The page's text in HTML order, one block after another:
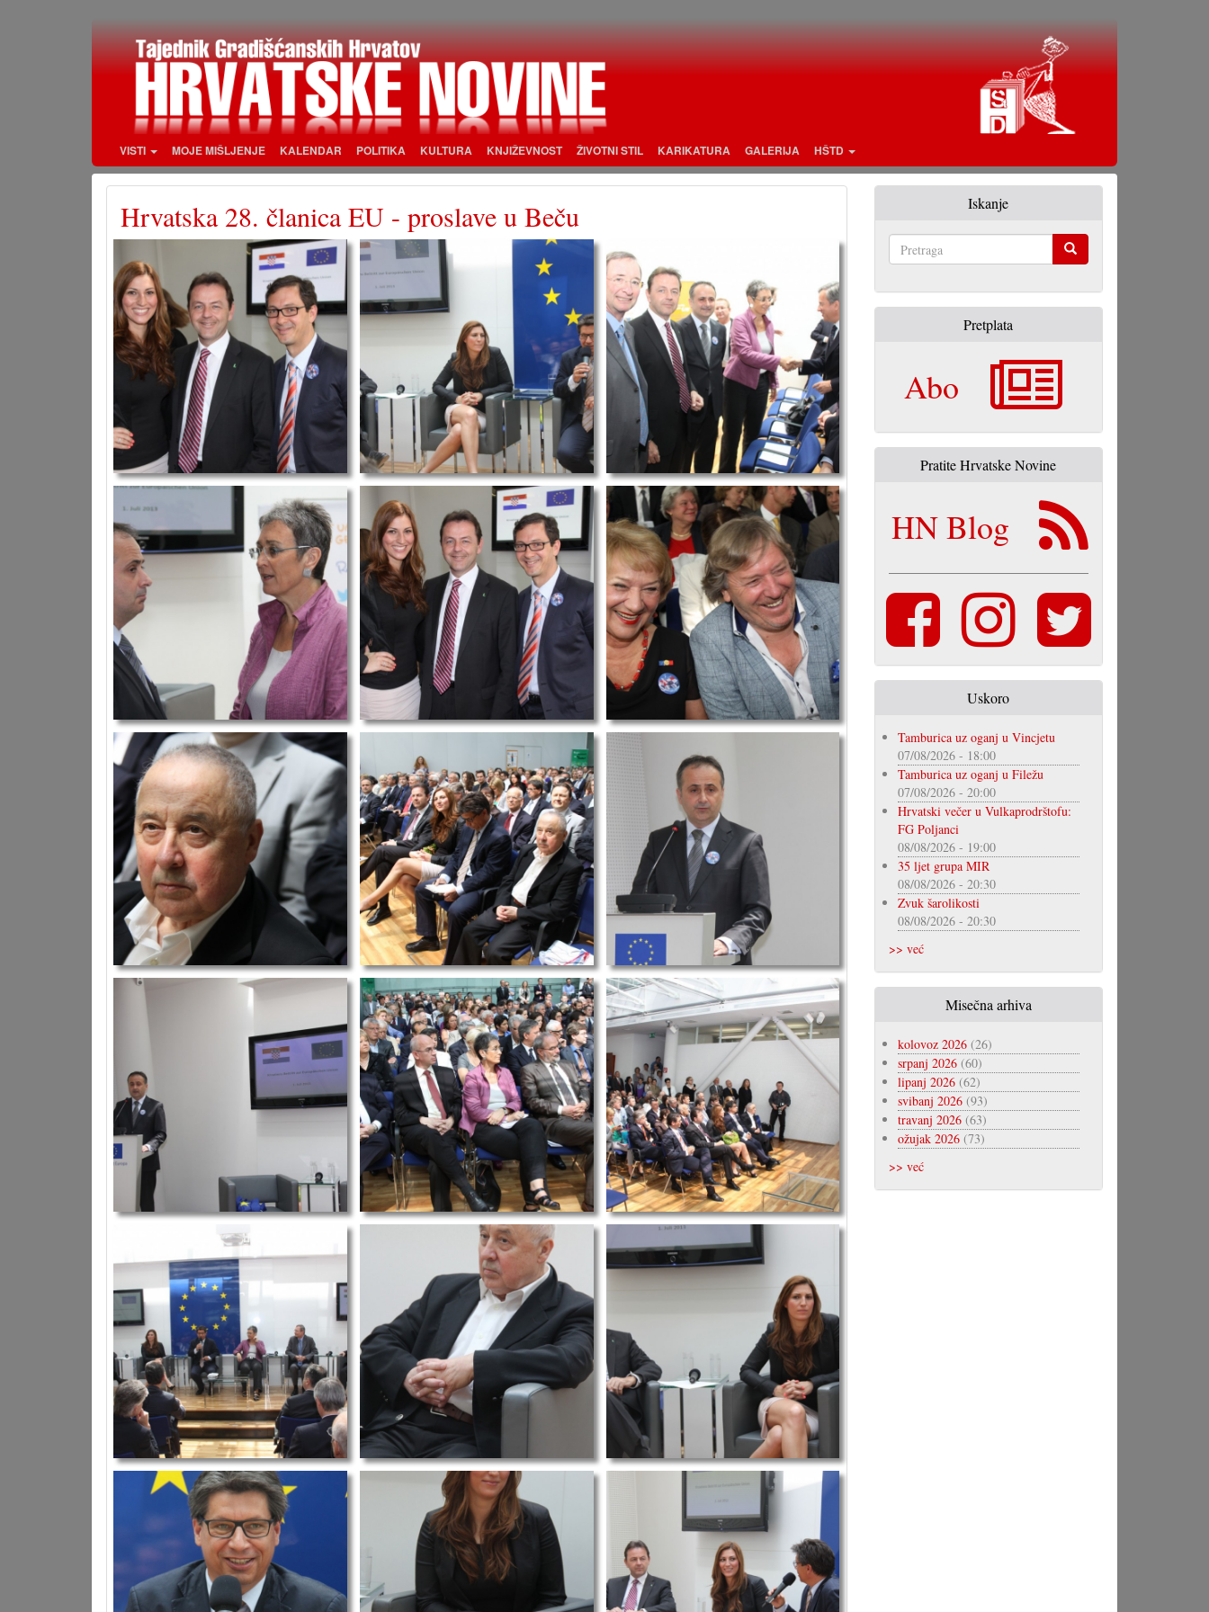
VISTI MOJE MIŠLJENJE KALENDAR POLITIKA KULTURA KNJIŽEVNOST ŽIVOTNI STIL KARIKATURA GALERIJA HŠTD
Hrvatska 28. članica EU - proslave u Beču Iskanje
Pretplata
Abo
Pratite Hrvatske Novine
HN Blog
Uskoro
Tamburica uz oganj u Vincjetu
07/08/2026 - 18:00
Tamburica uz oganj u Filežu
07/08/2026 - 20:00
Hrvatski večer u Vulkaprodrštofu:
FG Poljanci
08/08/2026 - 19:00
35 ljet grupa MIR
08/08/2026 - 20:30
Zvuk šarolikosti
08/08/2026 - 20:30
>> već
Misečna arhiva
kolovoz 2026(26)
srpanj 2026(60)
lipanj 2026(62)
svibanj 2026(93)
travanj 2026(63)
ožujak 2026(73)
>> već